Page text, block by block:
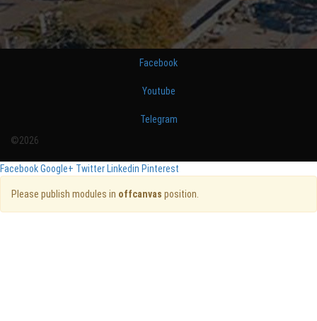
Facebook
Youtube
Telegram
©2026
FacebookGoogle+ TwitterLinkedin Pinterest
Please publish modules in offcanvas position.